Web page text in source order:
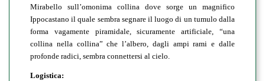
Mirabello sull’omonima collina dove sorge un magnifico
Ippocastano il quale sembra segnare il luogo di un tumulo dalla
forma vagamente piramidale, sicuramente artificiale, “una
collina nella collina” che l’albero, dagli ampi rami e dalle
profonde radici, sembra connettersi al cielo.
Logistica: